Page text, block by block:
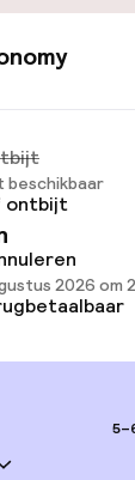
parkeren
beschikbaar
ontbijt
2026 om